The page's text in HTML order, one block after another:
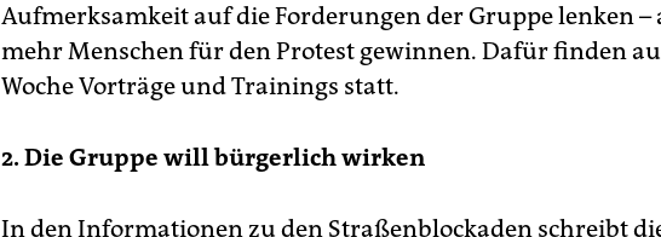
Aufmerksamkeit auf die Forderungen der Gruppe lenken –
mehr Menschen für den Protest gewinnen. Dafür finden
Woche Vorträge und Trainings statt.
2. Die Gruppe will bürgerlich wirken
In den Informationen zu den Straßenblockaden schreibt